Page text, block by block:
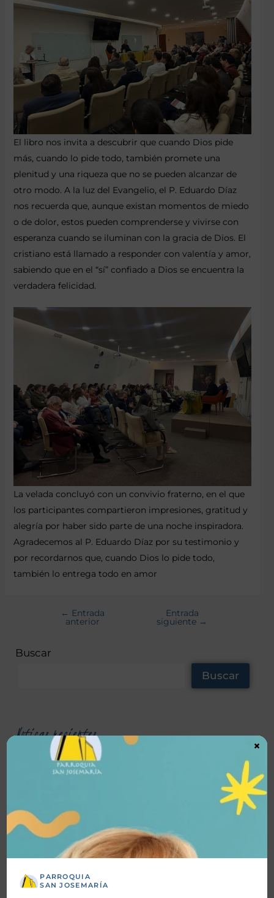
El libro nos invita a descubrir que cuando Dios pide
más, cuando lo pide todo, también promete una
plenitud y una riqueza que no se pueden alcanzar de
otro modo. A la luz del Evangelio, el P. Eduardo Díaz
nos recuerda que, aunque existan momentos de miedo
o de dolor, estos pueden comprenderse y vivirse con
esperanza cuando se iluminan con la gracia de Dios. El
cristiano está llamado a responder con valentía y amor,
sabiendo que en el “sí” confiado a Dios se encuentra la
verdadera felicidad.
La velada concluyó con un convivio fraterno, en el que
los participantes compartieron impresiones, gratitud y
alegría por haber sido parte de una noche inspiradora.
Agradecemos al P. Eduardo Díaz por su testimonio y
por recordarnos que, cuando Dios lo pide todo,
también lo entrega todo en amor
← Entrada
anterior
Entrada
siguiente →
Buscar
Buscar
Noticas recientes
TrascienD Charla “Santos o Nada”
Vida Plena “Hacia la santidad”
Bendición de Ornamentos
Fiesta Patronal 2026
PARROQUIA
SAN JOSEMARÍA
×